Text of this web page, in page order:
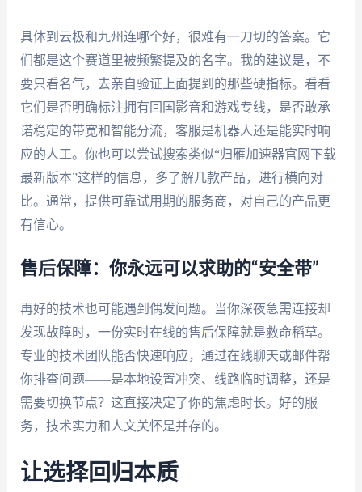
具体到云极和九州连哪个好，很难有一刀切的答案。它
们都是这个赛道里被频繁提及的名字。我的建议是，不
要只看名气，去亲自验证上面提到的那些硬指标。看看
它们是否明确标注拥有回国影音和游戏专线，是否敢承
诺稳定的带宽和智能分流，客服是机器人还是能实时响
应的人工。你也可以尝试搜索类似“归雁加速器官网下载
最新版本”这样的信息，多了解几款产品，进行横向对
比。通常，提供可靠试用期的服务商，对自己的产品更
有信心。
售后保障：你永远可以求助的“安全带”
再好的技术也可能遇到偶发问题。当你深夜急需连接却
发现故障时，一份实时在线的售后保障就是救命稻草。
专业的技术团队能否快速响应，通过在线聊天或邮件帮
你排查问题——是本地设置冲突、线路临时调整，还是
需要切换节点？这直接决定了你的焦虑时长。好的服
务，技术实力和人文关怀是并存的。
让选择回归本质